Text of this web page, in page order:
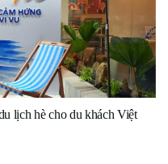
lịch hè cho du khách Việt